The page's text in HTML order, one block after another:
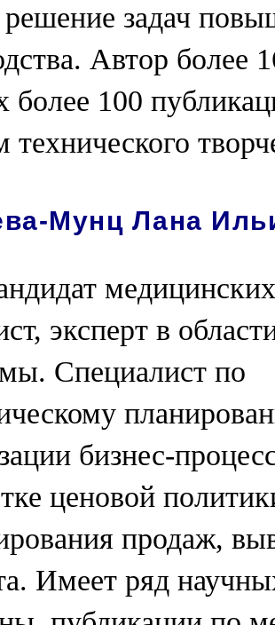
решение задач
Автор более
более 100
технического
Мунц Лана
эксперт в
Специалист по
бизнес-
ценовой
продаж,
Имеет ряд